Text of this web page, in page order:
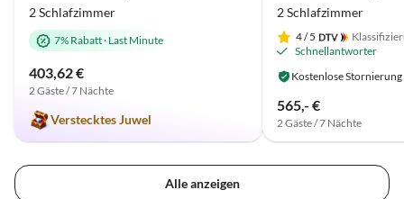
2 Schlafzimmer
7% Rabatt· Last Minute
403,62 €
2 Gäste / 7 Nächte
Verstecktes Juwel
2 Schlafzimmer
4/ 5
Schnellantworter
Kostenlose Stornierung
565,- €
2 Gäste / 7 Nächte
Alle anzeigen